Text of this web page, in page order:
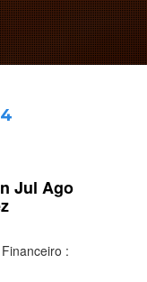
Jul Ago
: